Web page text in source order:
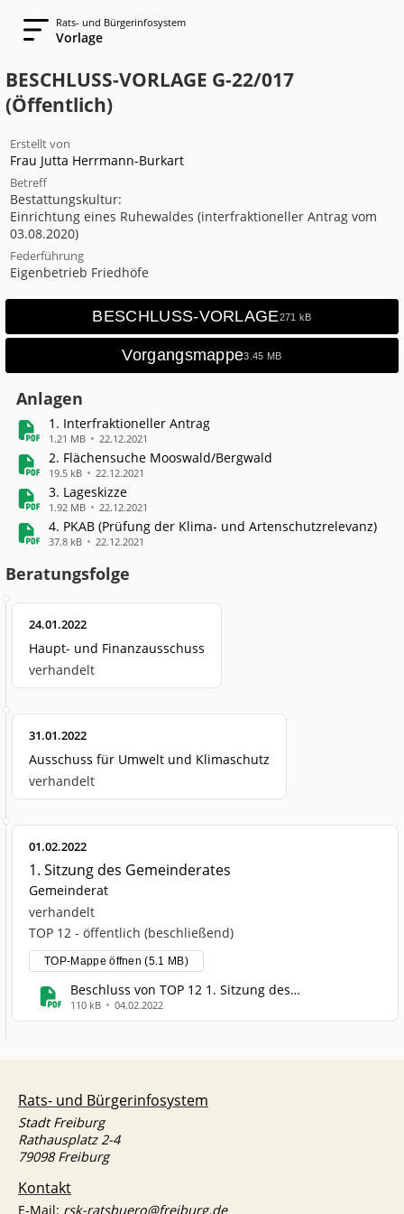
Rats- und Bürgerinfosystem
Vorlage
BESCHLUSS-VORLAGE G-22/017
(Öffentlich)
Erstellt von
Frau Jutta Herrmann-Burkart
Betreff
Bestattungskultur:
Einrichtung eines Ruhewaldes (interfraktioneller Antrag vom
03.08.2020)
Federführung
Eigenbetrieb Friedhöfe
BESCHLUSS-VORLAGE271 kB
Vorgangsmappe3.45 MB
Anlagen
1. Interfraktioneller Antrag
1.21 MB 22.12.2021
2. Flächensuche Mooswald/Bergwald
19.5 kB 22.12.2021
3. Lageskizze
1.92 MB 22.12.2021
4. PKAB (Prüfung der Klima- und Artenschutzrelevanz)
37.8 kB 22.12.2021
Beratungsfolge
24.01.2022
Haupt- und Finanzausschuss
verhandelt
31.01.2022
Ausschuss für Umwelt und Klimaschutz
verhandelt
01.02.2022
1. Sitzung des Gemeinderates
Gemeinderat
verhandelt
TOP 12 - öffentlich (beschließend)
TOP-Mappe öffnen (5.1 MB)
Beschluss von TOP 12 1. Sitzung des
Gemeinderates
110 kB 04.02.2022
Rats- und Bürgerinfosystem
Stadt Freiburg
Rathausplatz 2-4
79098 Freiburg
Kontakt
E-Mail: rsk-ratsbuero@freiburg.de